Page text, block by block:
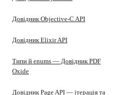
Довідник Objective-C API
Довідник Elixir API
Типи й enums — Довідник PDF
Oxide
Довідник Page API — ітерація та